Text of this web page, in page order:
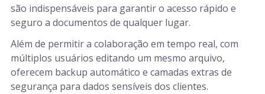
são indispensáveis para garantir o acesso rápido e
seguro a documentos de qualquer lugar.
Além de permitir a colaboração em tempo real, com
múltiplos usuários editando um mesmo arquivo,
oferecem backup automático e camadas extras de
segurança para dados sensíveis dos clientes.